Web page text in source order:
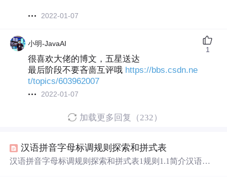
2022-01-07
小明-JavaAI
很喜欢大佬的博文，五星送达
最后阶段不要吝啬互评哦 https://bbs.csdn.ne
t/topics/603962007
2022-01-07
1
加载更多回复（232）
汉语拼音字母标调规则探索和拼式表
汉语拼音字母标调规则探索和拼式表1规则1.1简介汉语拼